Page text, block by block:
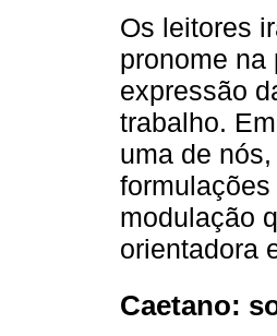
Os leitores
pronome na
expressão
trabalho.
uma de
modulação
orientadora
Caetano: